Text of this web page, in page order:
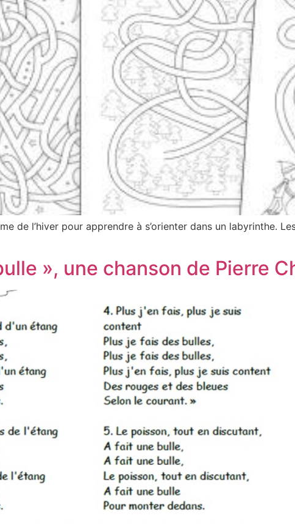
de l’hiver pour apprendre à s’orienter dans un labyrinthe.
», une chanson de Pierre